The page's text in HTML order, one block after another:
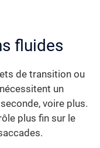
fluides
de transition ou
un
voire plus.
plus fin sur le